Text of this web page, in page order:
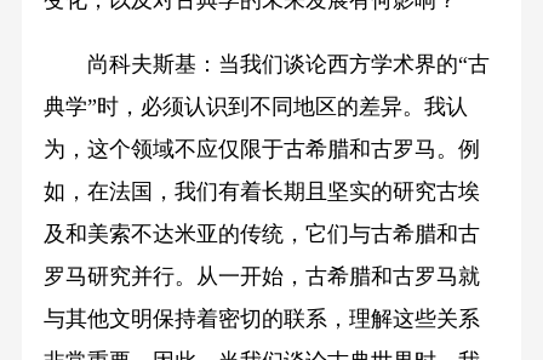
尚科夫斯基：当我们谈论西方学术界的“古
典学”时，必须认识到不同地区的差异。我认
为，这个领域不应仅限于古希腊和古罗马。例
如，在法国，我们有着长期且坚实的研究古埃
及和美索不达米亚的传统，它们与古希腊和古
罗马研究并行。从一开始，古希腊和古罗马就
与其他文明保持着密切的联系，理解这些关系